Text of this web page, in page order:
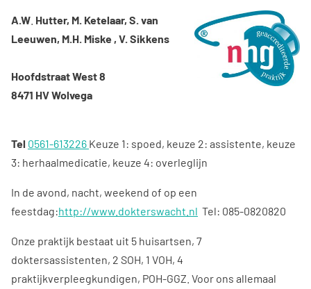
A.W Hutter, M. Ketelaar, S. van
Leeuwen, M.H. Miske , V. Sikkens
Hoofdstraat West 8
8471 HV Wolvega
Tel 0561-613226 Keuze 1: spoed, keuze 2: assistente, keuze
3: herhaalmedicatie, keuze 4: overleglijn
In de avond, nacht, weekend of op een
feestdag:http://www.dokterswacht.nl Tel: 085-0820820
Onze praktijk bestaat uit 5 huisartsen, 7
doktersassistenten, 2 SOH, 1 VOH, 4
praktijkverpleegkundigen, POH-GGZ. Voor ons allemaal